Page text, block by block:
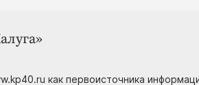
как первоисточника